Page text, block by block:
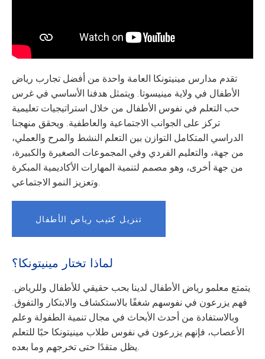
تقدم مدارس مينيتونكا العامة واحدة من أفضل تجارب رياض
الأطفال في ولاية مينيسوتا. ويتمثل هدفنا الأساسي في غرس
حب التعلم في نفوس الأطفال من خلال استراتيجيات تعليمية
تركز على الجوانب الاجتماعية والعاطفية. ويحقق منهجنا
الدراسي المتكامل التوازن بين التعلم النشط والمرح والعملي،
من جهة، والتعليم الفردي وفي المجموعات الصغيرة والكبيرة،
من جهة أخرى، وهو مصمم لتنمية المهارات الأكاديمية المبكرة
وتعزيز النمو الاجتماعي.
تنزيل كتيب رياض الأطفال
لماذا تختار مينيتونكا؟
يتمتع معلمو رياض الأطفال لدينا بحب حقيقي للأطفال وللرياض.
فهم يزرعون في نفوسهم شغفًا بالاستكشاف والابتكار والتفوق.
وبالاستفادة من أحدث الأبحاث في مجال تنمية الطفولة وعلم
الأعصاب، فإنهم يزرعون في نفوس طلاب مينيتونكا حبًا للتعلم
يظل متقدًا حتى تخرجهم وما بعده.